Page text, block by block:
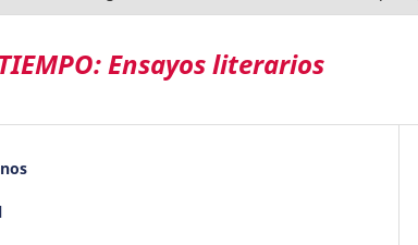
TIEMPO: Ensayos literarios